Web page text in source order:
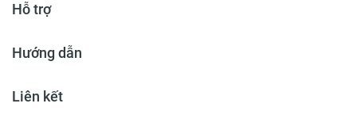
Hỗ trợ
Hướng dẫn
Liên kết